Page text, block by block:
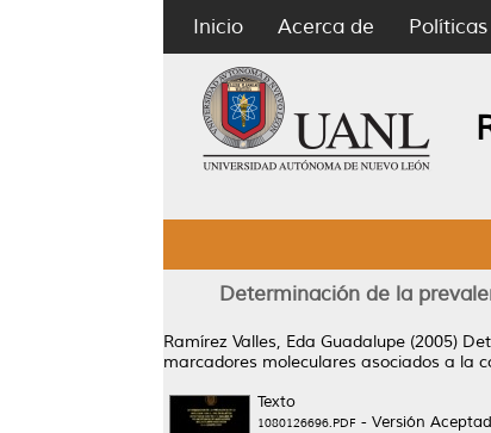
Inicio Acerca de Políticas
Determinación de la
Ramírez Valles, Eda Guadalupe (2005)
marcadores moleculares asociados a la
Texto
1080126696.PDF - Versión